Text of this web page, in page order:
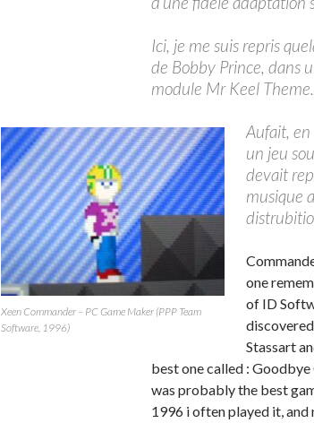
Ici, je me suis repris
de Bobby Prince, dans
module Mr Keel Theme.
Xeen Commander – PC Game Maker (PPP Team
Software, 1996)
Aufait,
un jeu
devait
musique
one
of ID
Stassart
best one called :
was probably the best
1996 i often played it,